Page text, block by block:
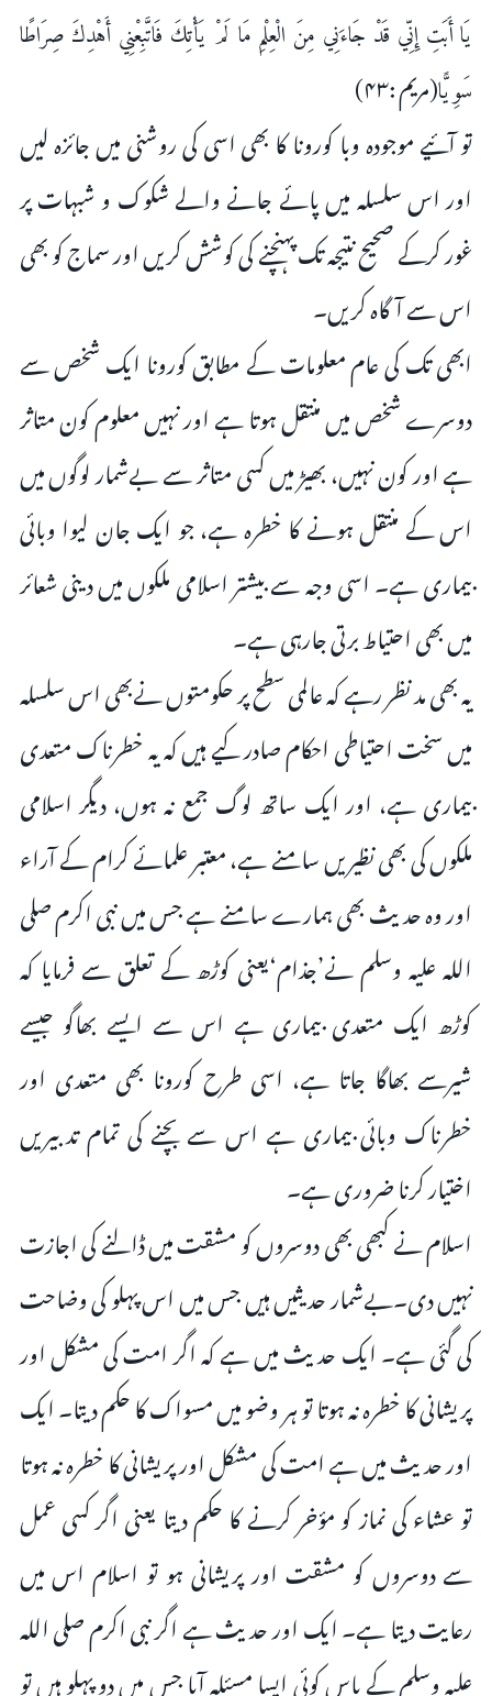
يَا أَبَتِ إِنِّي قَدْ جَاءَنِي مِنَ الْعِلْمِ مَا لَمْ يَأْتِكَ فَاتَّبِعْنِي أَهْدِكَ صِرَاطًا
سَوِيًّا(مريم :۴۳)
تو آئیے موجودہ وبا کورونا کا بھی اسی کی روشنی میں جائزہ لیں
اور اس سلسلہ میں پائے جانے والے شکوک و شبہات پر
غور کرکے صحیح نتیجہ تک پہنچنے کی کوشش کریں اور سماج کو بھی
اس سے آگاہ کریں۔
ابھی تک کی عام معلومات کے مطابق کورونا ایک شخص سے
دوسرے شخص میں منتقل ہوتا ہے اور نہیں معلوم کون متاثر
ہے اور کون نہیں، بھیڑ میں کسی متاثر سے بےشمار لوگوں میں
اس کے منتقل ہونے کا خطرہ ہے، جو ایک جان لیوا وبائی
بیماری ہے۔ اسی وجہ سے بیشتر اسلامی ملکوں میں دینی شعائر
میں بھی احتیاط برتی جارہی ہے۔
یہ بھی مد نظر رہے کہ عالمی سطح پر حکومتوں نےبھی اس سلسلہ
میں سخت احتیاطی احکام صادر کیے ہیں کہ یہ خطرناک متعدی
بیماری ہے، اور ایک ساتھ لوگ جمع نہ ہوں، دیگر اسلامی
ملکوں کی بھی نظیریں سامنے ہے، معتبر علمائے کرام کے آراء
اور وہ حدیث بھی ہمارے سامنے ہے جس میں نبی اکرم صلی
اللہ علیہ وسلم نے’جذام‘یعنی کوڑھ کے تعلق سے فرمایا کہ
کوڑھ ایک متعدی بیماری ہے اس سے ایسے بھاگو جیسے
شیرسے بھاگا جاتا ہے، اسی طرح کورونا بھی متعدی اور
خطرناک وبائی بیماری ہے اس سے بچنے کی تمام تدبیریں
اختیار کرنا ضروری ہے۔
اسلام نے کبھی بھی دوسروں کو مشقت میں ڈالنے کی اجازت
نہیں دی۔بےشمار حدیثیں ہیں ‌جس میں اس پہلو کی وضاحت
کی گئی ہے۔ ایک حدیث میں ہے کہ اگر امت کی مشکل اور
پریشانی کا خطرہ نہ ہوتا تو ہر وضو میں مسواک کا حکم دیتا۔ ایک
اور حدیث میں ہے امت کی مشکل اور پریشانی کا خطرہ نہ ہوتا
تو عشاء کی نماز کو مؤخر کرنے کا حکم دیتا یعنی اگر کسی عمل
سے دوسروں کو مشقت اور پریشانی ہو تو اسلام اس میں
رعایت دیتا ہے۔ ایک اور حدیث ہے اگر نبی اکرم صلی اللہ
علیہ وسلم کے پاس کوئی ایسا مسئلہ آیا جس میں دو پہلو ہیں تو